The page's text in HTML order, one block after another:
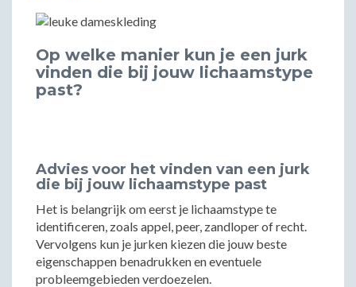
Op welke manier kun je een jurk
vinden die bij jouw lichaamstype
past?
Advies voor het vinden van een jurk
die bij jouw lichaamstype past
Het is belangrijk om eerst je lichaamstype te
identificeren, zoals appel, peer, zandloper of recht.
Vervolgens kun je jurken kiezen die jouw beste
eigenschappen benadrukken en eventuele
probleemgebieden verdoezelen.